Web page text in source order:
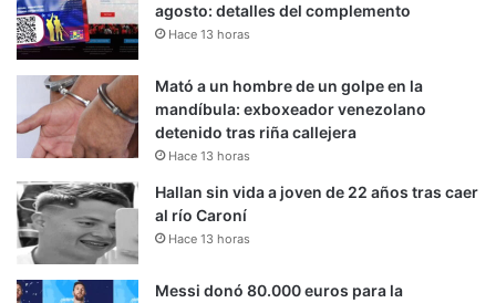
agosto: detalles del complemento
Hace 13 horas
Mató a un hombre de un golpe en la
mandíbula: exboxeador venezolano
detenido tras riña callejera
Hace 13 horas
Hallan sin vida a joven de 22 años tras caer
al río Caroní
Hace 13 horas
Messi donó 80.000 euros para la